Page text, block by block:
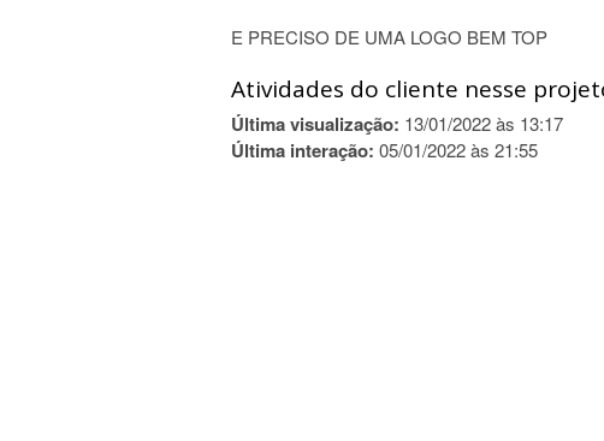
E PRECISO DE UMA LOGO BEM TOP
Atividades do cliente nesse
Última visualização: 13/01/2022 às 13:17
Última interação: 05/01/2022 às 21:55